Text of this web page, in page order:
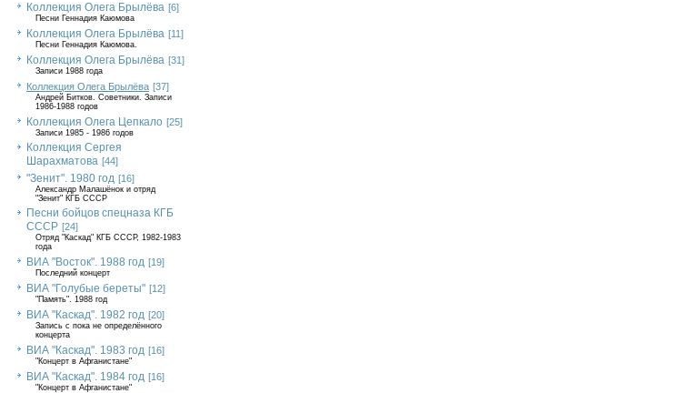
Коллекция Олега Брылёва [6]
Песни Геннадия Каюмова
Коллекция Олега Брылёва [11]
Песни Геннадия Каюмова.
Коллекция Олега Брылёва [31]
Записи 1988 года
Коллекция Олега Брылёва [37]
Андрей Битков. Советники. Записи
1986-1988 годов
Коллекция Олега Цепкало [25]
Записи 1985 - 1986 годов
Коллекция Сергея
Шарахматова [44]
"Зенит". 1980 год [16]
Александр Малашёнок и отряд
"Зенит" КГБ СССР
Песни бойцов спецназа КГБ
СССР [24]
Отряд "Каскад" КГБ СССР, 1982-1983
года
ВИА "Восток". 1988 год [19]
Последний концерт
ВИА "Голубые береты" [12]
"Память". 1988 год
ВИА "Каскад". 1982 год [20]
Запись с пока не определённого
концерта
ВИА "Каскад". 1983 год [16]
"Концерт в Афганистане"
ВИА "Каскад". 1984 год [16]
"Концерт в Афганистане"